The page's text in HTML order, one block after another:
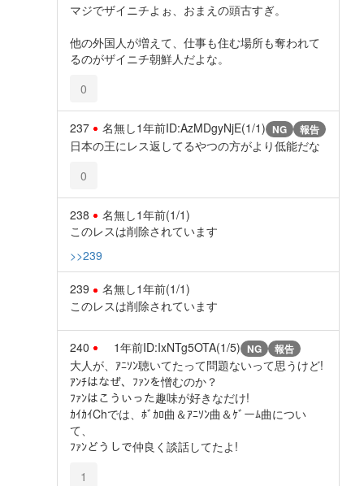
マジでザイニチよぉ、おまえの頭古すぎ。
他の外国人が増えて、仕事も住む場所も奪われて
るのがザイニチ朝鮮人だよな。
0
237 名無し1年前ID:AzMDgyNjE(1/1) NG 報告
日本の王にレス返してるやつの方がより低能だな
0
238 名無し1年前(1/1)
このレスは削除されています
>>239
239 名無し1年前(1/1)
このレスは削除されています
240 1年前ID:IxNTg5OTA(1/5) NG 報告
大人が、ｱﾆｿﾝ聴いてたって問題ないって思うけど!
ｱﾝﾁはなぜ、ﾌｧﾝを憎むのか？
ﾌｧﾝはこういった趣味が好きなだけ!
ｶｲｶｲChでは、ﾎﾞｶﾛ曲＆ｱﾆｿﾝ曲＆ｹﾞーﾑ曲につい
て、
ﾌｧﾝどうしで仲良く談話してたよ!
1